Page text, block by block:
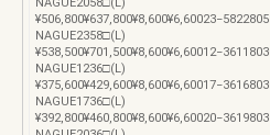
NAGUE2358□(L)
NAGUE1236□(L)
NAGUE1736□(L)